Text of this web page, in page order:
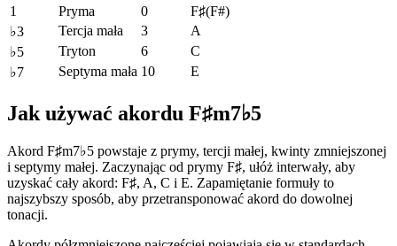
1
Pryma 0 F♯(F#)
♭3
Tercja mała 3
A
♭5
Tryton 6
C
♭7
Septyma mała 10 E
Jak używać akordu F♯m7♭5
Akord F♯m7♭5 powstaje z prymy, tercji małej, kwinty zmniejszonej
i septymy małej. Zaczynając od prymy F♯, ułóż interwały, aby
uzyskać cały akord: F♯, A, C i E. Zapamiętanie formuły to
najszybszy sposób, aby przetransponować akord do dowolnej
tonacji.